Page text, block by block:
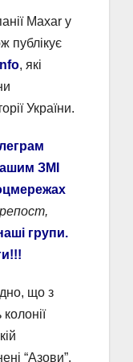
Maxar у
публікує
, які
України.
ЗМІ
групи.
що з
“Азови”.